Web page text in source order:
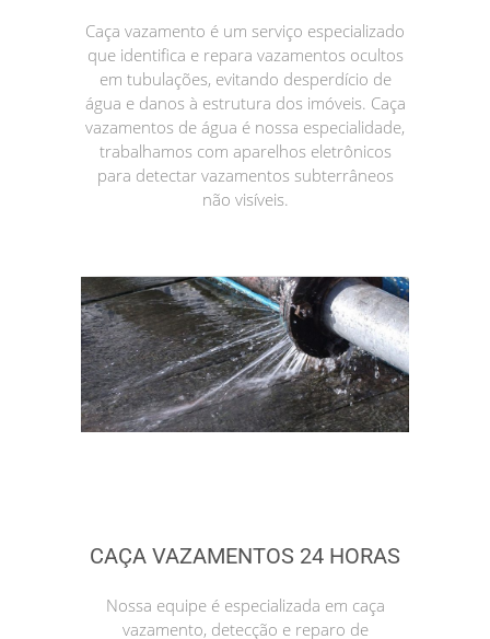
Caça vazamento é um serviço especializado
que identifica e repara vazamentos ocultos
em tubulações, evitando desperdício de
água e danos à estrutura dos imóveis. Caça
vazamentos de água é nossa especialidade,
trabalhamos com aparelhos eletrônicos
para detectar vazamentos subterrâneos
não visíveis.
CAÇA VAZAMENTOS 24 HORAS
Nossa equipe é especializada em caça
vazamento, detecção e reparo de